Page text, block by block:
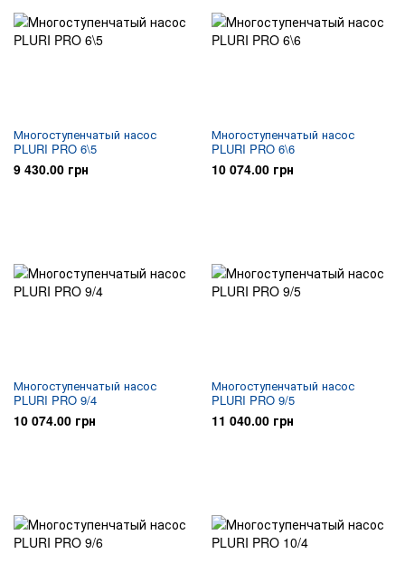
Многоступенчатый насос
PLURI PRO 6\5
9 430.00 грн
Многоступенчатый насос
PLURI PRO 6\6
10 074.00 грн
Многоступенчатый насос
PLURI PRO 9/4
10 074.00 грн
Многоступенчатый насос
PLURI PRO 9/5
11 040.00 грн